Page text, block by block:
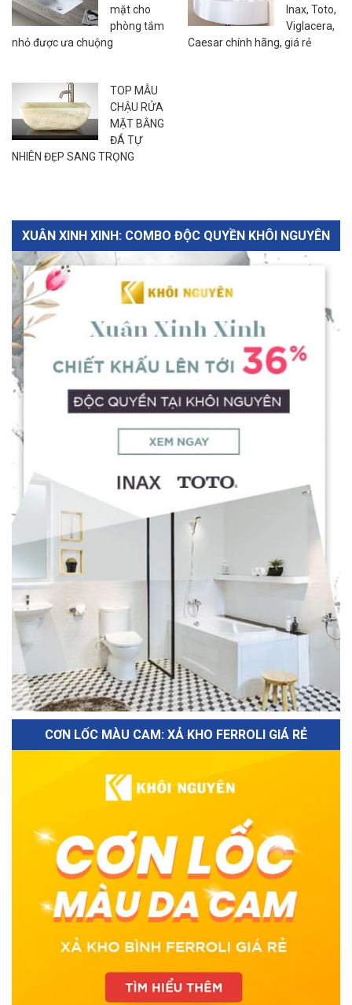
mặt cho
phòng tắm
nhỏ được ưa chuộng
Inax, Toto,
Viglacera,
Caesar chính hãng, giá rẻ
TOP MẪU
CHẬU RỬA
MẶT BẰNG
ĐÁ TỰ
NHIÊN ĐẸP SANG TRỌNG
XUÂN XINH XINH: COMBO ĐỘC QUYỀN KHÔI NGUYÊN
CƠN LỐC MÀU CAM: XẢ KHO FERROLI GIÁ RẺ